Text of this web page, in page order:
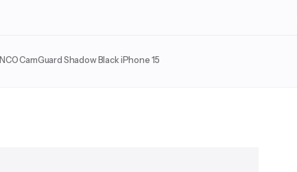
NCO CamGuard Shadow Black iPhone 15